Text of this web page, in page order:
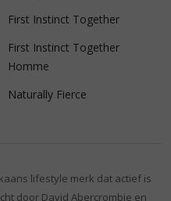
First Instinct Together
First Instinct Together
Homme
Naturally Fierce
lifestyle merk dat actief is
door David Abercrombie en